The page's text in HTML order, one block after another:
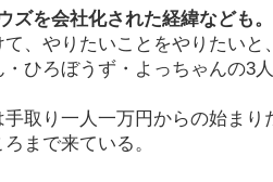
ズを会社化された経緯なども。
て、やりたいことをやりたい
ひろぼうず・よっちゃんの3
手取り一人一万円からの始ま
まで来ている。